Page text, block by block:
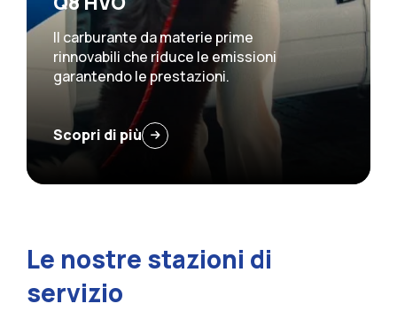
Il carburante da materie prime
rinnovabili che riduce le emissioni
garantendo le prestazioni.
Scopri di più
Le nostre stazioni di
servizio